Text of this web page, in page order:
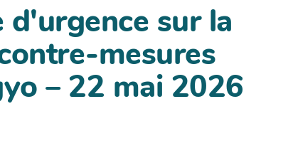
sur la
mesures
– 22 mai 2026